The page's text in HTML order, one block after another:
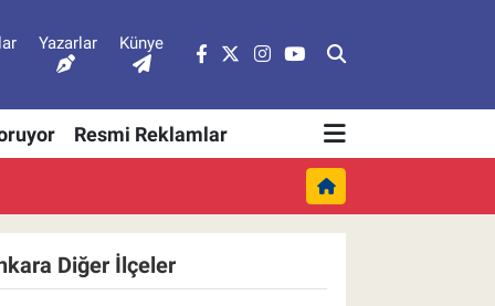
Yazarlar Künye
Resmi Reklamlar
Diğer İlçeler